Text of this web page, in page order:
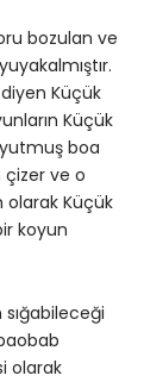
bozulan ve
Küçük
Küçük
boa
çizer ve o
Küçük
koyun
olarak